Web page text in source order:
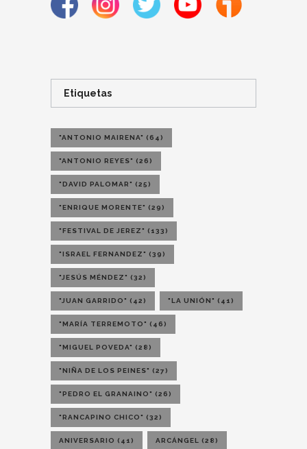
Etiquetas
"ANTONIO MAIRENA" (64)
"ANTONIO REYES" (26)
"DAVID PALOMAR" (25)
"ENRIQUE MORENTE" (29)
"FESTIVAL DE JEREZ" (133)
"ISRAEL FERNANDEZ" (39)
"JESÚS MÉNDEZ" (32)
"JUAN GARRIDO" (42) "LA UNIÓN" (41)
"MARÍA TERREMOTO" (46)
"MIGUEL POVEDA" (28)
"NIÑA DE LOS PEINES" (27)
"PEDRO EL GRANAINO" (26)
"RANCAPINO CHICO" (32)
ANIVERSARIO (41) ARCÁNGEL (28)